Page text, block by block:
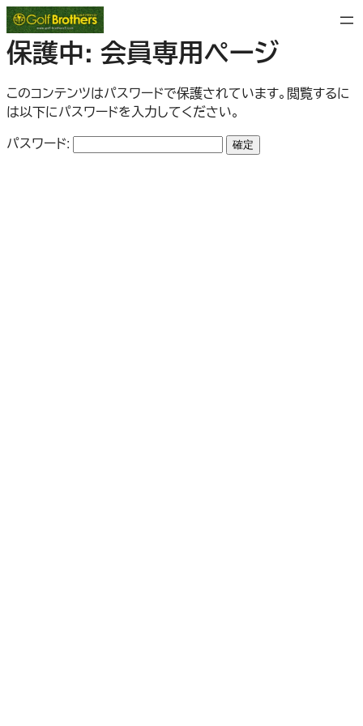
内
容
を
ス
キ
ッ
保護中: 会員専用ページ
このコンテンツはパスワードで保護されています。閲覧するに
は以下にパスワードを入力してください。
パスワード: